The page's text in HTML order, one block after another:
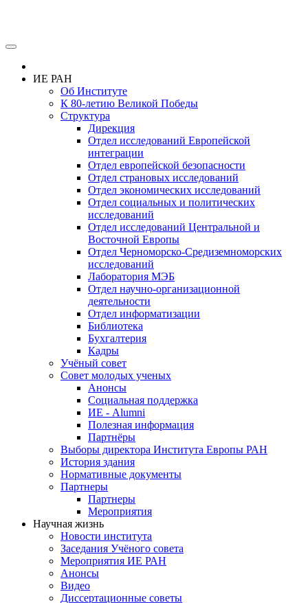
ИЕ РАН
Об Институте
К 80-летию Великой Победы
Структура
Дирекция
Отдел исследований Европейской
интеграции
Отдел европейской безопасности
Отдел страновых исследований
Отдел экономических исследований
Отдел социальных и политических
исследований
Отдел исследований Центральной и
Восточной Европы
Отдел Черноморско-Средиземноморских
исследований
Лаборатория МЭБ
Отдел научно-организационной
деятельности
Отдел информатизации
Библиотека
Бухгалтерия
Кадры
Учёный совет
Совет молодых ученых
Анонсы
Социальная поддержка
ИЕ - Alumni
Полезная информация
Партнёры
Выборы директора Института Европы РАН
История здания
Нормативные документы
Партнеры
Партнеры
Мероприятия
Научная жизнь
Новости института
Заседания Учёного совета
Мероприятия ИЕ РАН
Анонсы
Видео
Диссертационные советы